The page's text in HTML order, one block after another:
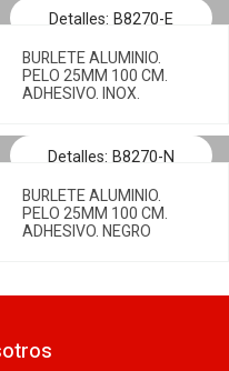
Detalles: B8270-E
BURLETE ALUMINIO.
PELO 25MM 100 CM.
ADHESIVO. INOX.
Detalles: B8270-N
BURLETE ALUMINIO.
PELO 25MM 100 CM.
ADHESIVO. NEGRO